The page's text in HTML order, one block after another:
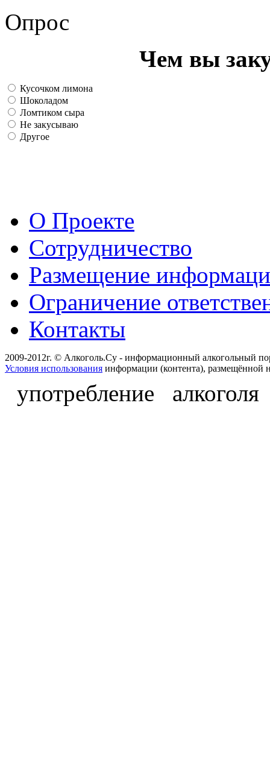
Опрос
Чем вы
Кусочком лимона
Шоколадом
Ломтиком сыра
Не закусываю
Другое
О Проекте
Сотрудничество
Размещение
Ограничение
Контакты
2009-2012г. © Алкоголь.Су - информационный алкогольный
Условия использования информации (контента), размещённой
употребление